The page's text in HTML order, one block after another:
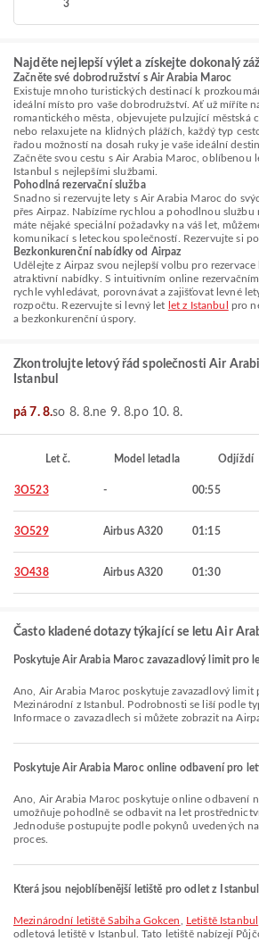
3
Najděte nejlepší výlet a získejte dokonalý
Začněte své dobrodružství s Air Arabia Maroc
Existuje mnoho turistických destinací k
ideální místo pro vaše dobrodružství. Ať už míříte
romantického města, objevujete pulzující městská
nebo relaxujete na klidných plážích, každý typ
řadou možností na dosah ruky je vaše ideální
Začněte svou cestu s Air Arabia Maroc, oblíbenou
Istanbul s nejlepšími službami.
Pohodlná rezervační služba
Snadno si rezervujte lety s Air Arabia Maroc do
přes Airpaz. Nabízíme rychlou a pohodlnou službu
máte nějaké speciální požadavky na váš let,
komunikací s leteckou společností. Rezervujte si
Bezkonkurenční nabídky od Airpaz
Udělejte z Airpaz svou nejlepší volbu pro rezervace
atraktivní nabídky. S intuitivním online
rychle vyhledávat, porovnávat a zajišťovat levné
rozpočtu. Rezervujte si levný let let z Istanbul
pro
a bezkonkurenční úspory.
Zkontrolujte letový řád společnosti Air
Istanbul
pá 7. 8.so 8. 8.ne 9. 8.po 10. 8.
Let č. Model letadla Odjíždí
3O523 - 00:55
3O529 Airbus A320 01:15
3O438 Airbus A320 01:30
Často kladené dotazy týkající se letu Air
Poskytuje Air Arabia Maroc zavazadlový limit pro
Ano, Air Arabia Maroc poskytuje zavazadlový limit pro lety Domácí &
Mezinárodní z Istanbul. Podrobnosti se liší podle
Informace o zavazadlech si můžete zobrazit na
Poskytuje Air Arabia Maroc online odbavení pro
Ano, Air Arabia Maroc poskytuje online odbavení na lety z Istanbul, což vám
umožňuje pohodlně se odbavit na let
Jednoduše postupujte podle pokynů uvedených
proces.
Která jsou nejoblíbenější letiště pro odlet z
Mezinárodní letiště Sabiha Gokcen Letiště Istanbul
odletová letiště v Istanbul. Tato letiště nabízejí